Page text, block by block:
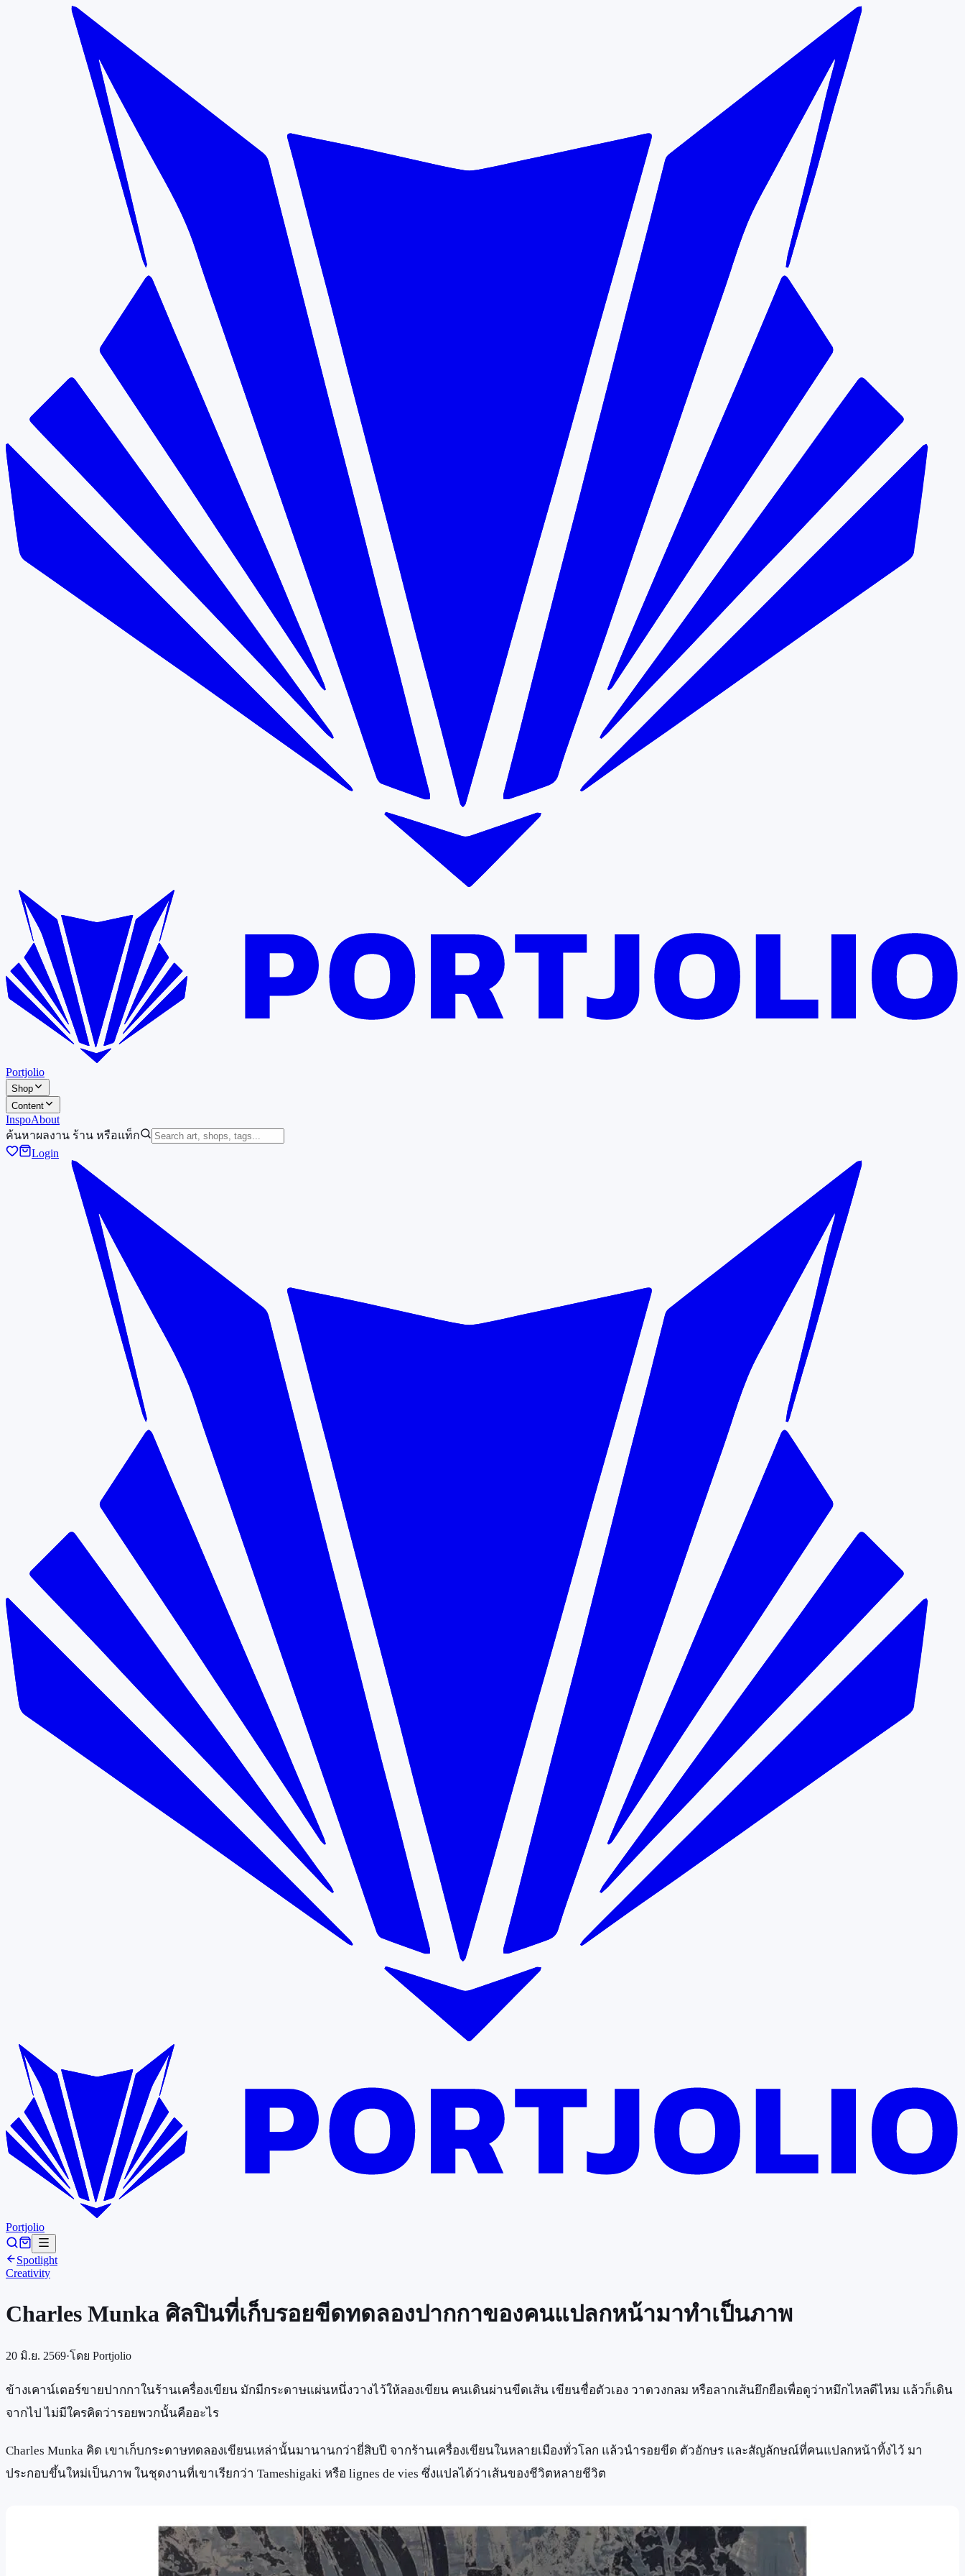
Portjolio
Shop
Content
InspoAbout
ค้นหาผลงาน ร้าน หรือแท็ก
Login
Portjolio
Spotlight
Creativity
Charles Munka ศิลปินที่เก็บรอยขีดทดลองปากกาของคนแปลกหน้ามาทำเป็นภาพ
20 มิ.ย. 2569·โดย Portjolio
ข้างเคาน์เตอร์ขายปากกาในร้านเครื่องเขียน มักมีกระดาษแผ่นหนึ่งวางไว้ให้ลองเขียน คนเดินผ่านขีดเส้น เขียนชื่อตัวเอง วาดวงกลม หรือลากเส้นยึกยือเพื่อดูว่าหมึกไหลดีไหม แล้วก็เดิน
จากไป ไม่มีใครคิดว่ารอยพวกนั้นคืออะไร
Charles Munka คิด เขาเก็บกระดาษทดลองเขียนเหล่านั้นมานานกว่ายี่สิบปี จากร้านเครื่องเขียนในหลายเมืองทั่วโลก แล้วนำรอยขีด ตัวอักษร และสัญลักษณ์ที่คนแปลกหน้าทิ้งไว้ มา
ประกอบขึ้นใหม่เป็นภาพ ในชุดงานที่เขาเรียกว่า Tameshigaki หรือ lignes de vies ซึ่งแปลได้ว่าเส้นของชีวิตหลายชีวิต